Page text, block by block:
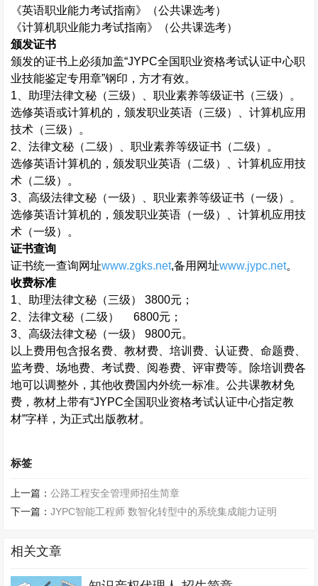
《英语职业能力考试指南》（公共课选考）
《计算机职业能力考试指南》（公共课选考）
颁发证书
颁发的证书上必须加盖“JYPC全国职业资格考试认证中心职
业技能鉴定专用章”钢印，方才有效。
1 、助理法律文秘（三级）、职业素养等级证书（三级）。
选修英语或计算机的，颁发职业英语（三级）、计算机应用
技术（三级）。
2 、法律文秘（二级）、职业素养等级证书（二级）。
选修英语计算机的，颁发职业英语（二级）、计算机应用技
术（二级）。
3 、高级法律文秘（一级）、职业素养等级证书（一级）。
选修英语计算机的，颁发职业英语（一级）、计算机应用技
术（一级）。
证书查询
证书统一查询网址www.zgks.net,备用网址www.jypc.net。
收费标准
1 、助理法律文秘（三级） 3800元；
2 、法律文秘（二级） 6800元；
3 、高级法律文秘（一级） 9800元。
以上费用包含报名费、教材费、培训费、认证费、命题费、
监考费、场地费、考试费、阅卷费、评审费等。除培训费各
地可以调整外，其他收费国内外统一标准。公共课教材免
费，教材上带有“JYPC全国职业资格考试认证中心指定教
材”字样，为正式出版教材。
标签
上一篇：公路工程安全管理师招生简章
下一篇：JYPC智能工程师 数智化转型中的系统集成能力证明
相关文章